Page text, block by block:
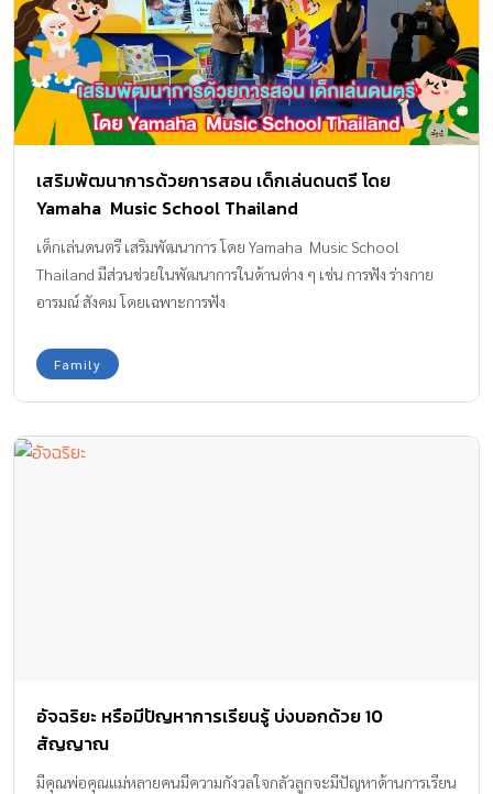
เสริมพัฒนาการด้วยการสอน เด็กเล่นดนตรี โดย
Yamaha Music School Thailand
เด็กเล่นดนตรี เสริมพัฒนาการ โดย Yamaha Music School
Thailand มีส่วนช่วยในพัฒนาการในด้านต่าง ๆ เช่น การฟัง ร่างกาย
อารมณ์ สังคม โดยเฉพาะการฟัง
Family
อัจฉริยะ หรือมีปัญหาการเรียนรู้ บ่งบอกด้วย 10
สัญญาณ
มีคุณพ่อคุณแม่หลายคนมีความกังวลใจกลัวลูกจะมีปัญหาด้านการเรียน